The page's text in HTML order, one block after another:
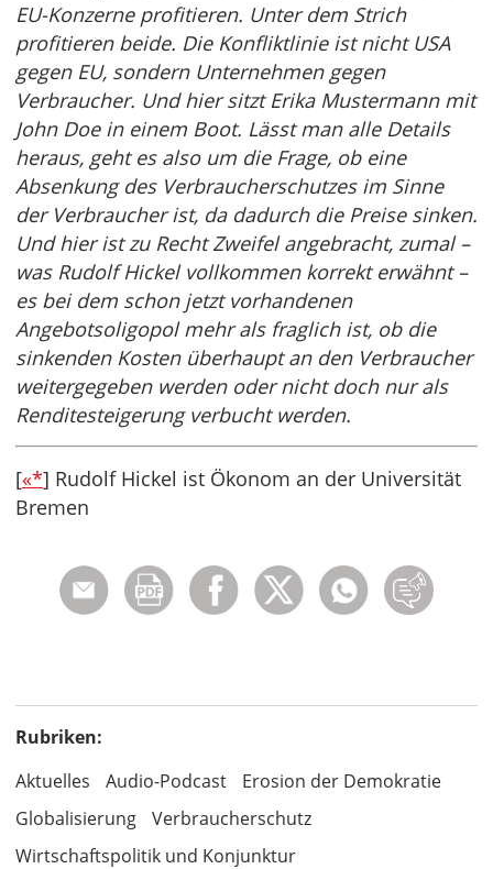
EU-Konzerne profitieren. Unter dem Strich
profitieren beide. Die Konfliktlinie ist nicht USA
gegen EU, sondern Unternehmen gegen
Verbraucher. Und hier sitzt Erika Mustermann mit
John Doe in einem Boot. Lässt man alle Details
heraus, geht es also um die Frage, ob eine
Absenkung des Verbraucherschutzes im Sinne
der Verbraucher ist, da dadurch die Preise sinken.
Und hier ist zu Recht Zweifel angebracht, zumal –
was Rudolf Hickel vollkommen korrekt erwähnt –
es bei dem schon jetzt vorhandenen
Angebotsoligopol mehr als fraglich ist, ob die
sinkenden Kosten überhaupt an den Verbraucher
weitergegeben werden oder nicht doch nur als
Renditesteigerung verbucht werden.
[«*] Rudolf Hickel ist Ökonom an der Universität
Bremen
Rubriken:
Aktuelles
Audio-Podcast
Erosion der Demokratie
Globalisierung
Verbraucherschutz
Wirtschaftspolitik und Konjunktur